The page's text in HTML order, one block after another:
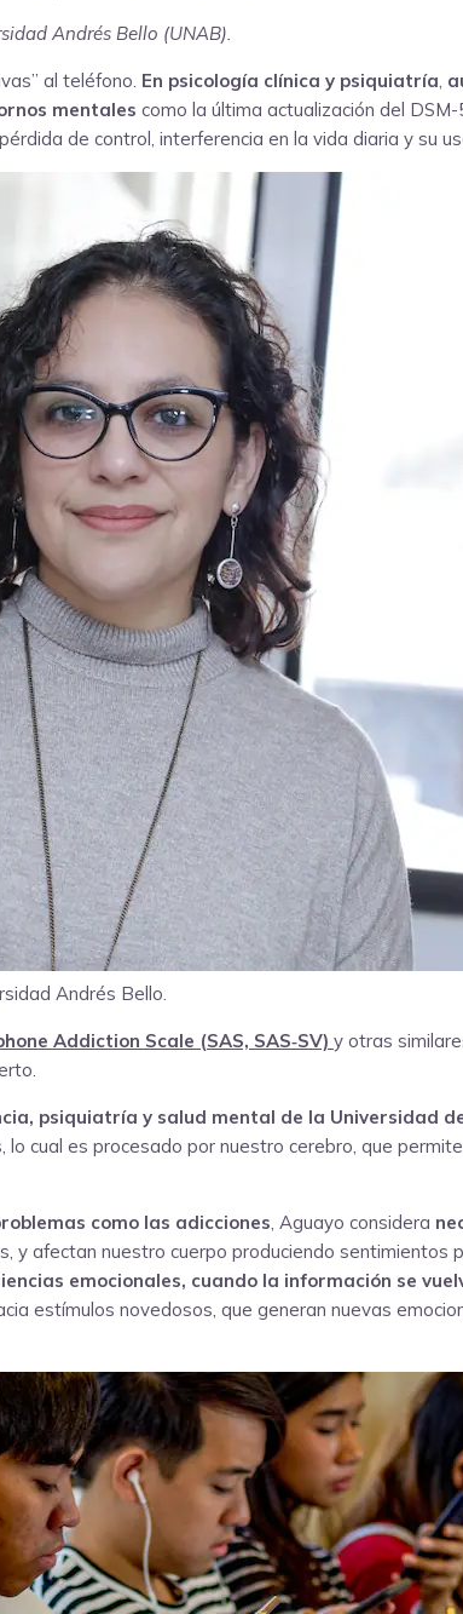
Andrés Bello (UNAB).
al teléfono. En psicología clínica y psiquiatría,
mentales como la última actualización del
de control, interferencia en la vida diaria y su
Andrés Bello.
Addiction Scale (SAS, SAS‑SV) y otras
psiquiatría y salud mental de la Universidad
cual es procesado por nuestro cerebro, que
como las adicciones, Aguayo considera
afectan nuestro cuerpo produciendo sentimientos
emocionales, cuando la información se
estímulos novedosos, que generan nuevas